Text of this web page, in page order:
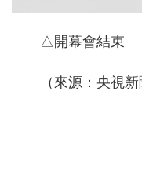
△開幕會結束
（來源：央視新